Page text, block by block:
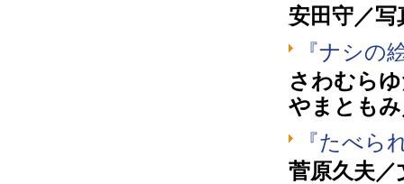
安田守／
『ナシの
さわむら
やまとも
『たべら
菅原久夫